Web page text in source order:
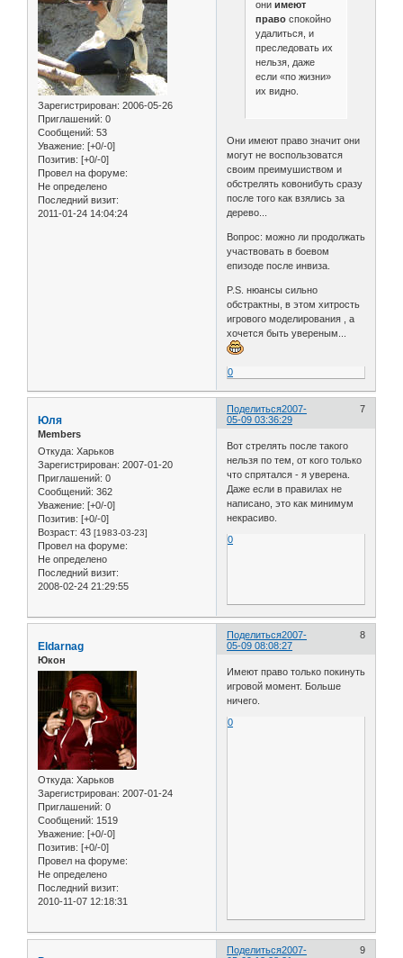
Зарегистрирован: 2006-05-26
Приглашений: 0
Сообщений: 53
Уважение: [+0/-0]
Позитив: [+0/-0]
Провел на форуме:
Не определено
Последний визит:
2011-01-24 14:04:24
они имеют
право спокойно
удалиться, и
преследовать их
нельзя, даже
если «по жизни»
их видно.
Они имеют право значит они
могут не воспользоватся
своим преимушиством и
обстрелять ковонибуть сразу
после того как взялись за
дерево...
Вопрос: можно ли продолжать
участвовать в боевом
епизоде после инвиза.
P.S. нюансы сильно
обстрактны, в этом хитрость
игрового моделирования , а
хочется быть увереным...
0
Поделиться 7
2007-
05-09 03:36:29
Юля
Members
Откуда: Харьков
Зарегистрирован: 2007-01-20
Приглашений: 0
Сообщений: 362
Уважение: [+0/-0]
Позитив: [+0/-0]
Возраст: 43 [1983-03-23]
Провел на форуме:
Не определено
Последний визит:
2008-02-24 21:29:55
Вот стрелять после такого
нельзя по тем, от кого только
что спрятался - я уверена.
Даже если в правилах не
написано, это как минимум
некрасиво.
0
Поделиться 8
2007-
05-09 08:08:27
Eldarnag
Юкон
Откуда: Харьков
Зарегистрирован: 2007-01-24
Приглашений: 0
Сообщений: 1519
Уважение: [+0/-0]
Позитив: [+0/-0]
Провел на форуме:
Не определено
Последний визит:
2010-11-07 12:18:31
Имеют право только покинуть
игровой момент. Больше
ничего.
0
Поделиться 9
2007-